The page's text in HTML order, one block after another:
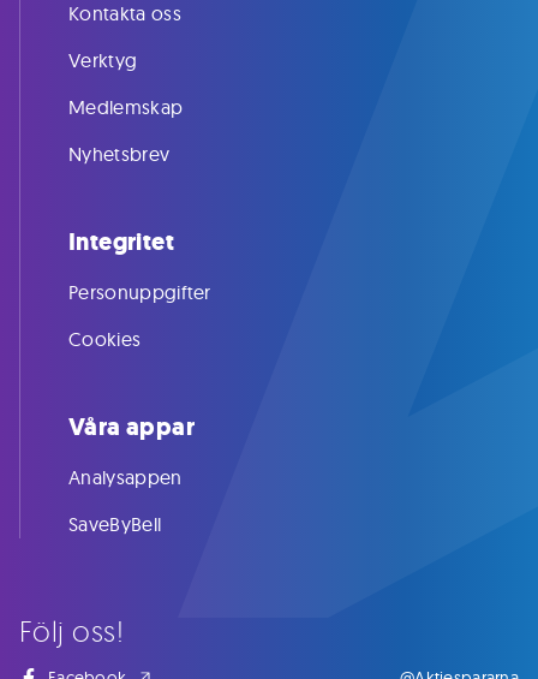
Följ oss!
Kontakta oss
Verktyg
Medlemskap
Nyhetsbrev
Integritet
Personuppgifter
Cookies
Våra appar
Analysappen
SaveByBell